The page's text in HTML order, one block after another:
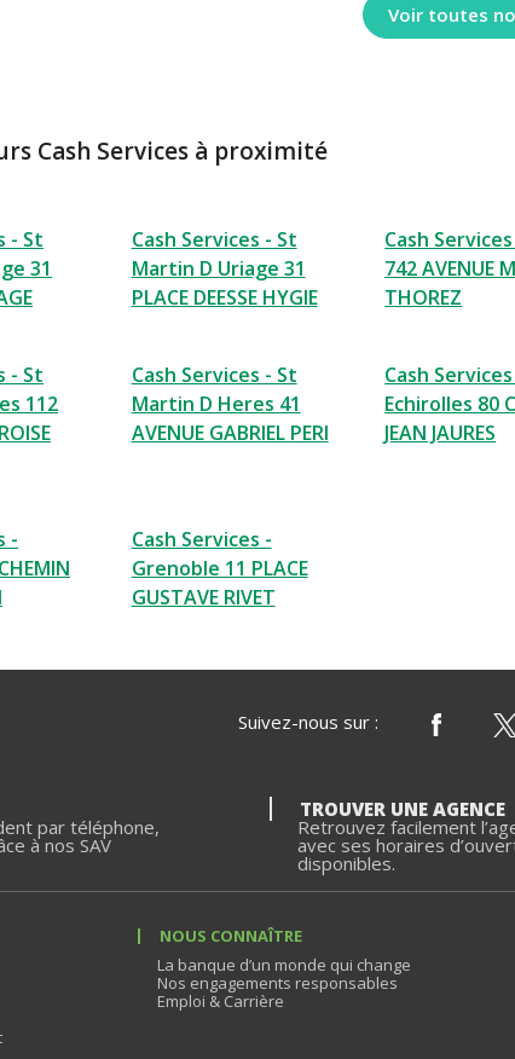
Voir toutes
Cash Services à proximité
- St
31
Cash Services - St
Martin D Uriage 31
PLACE DEESSE HYGIE
Cash
742 AVENUE
THOREZ
- St
112
Cash Services - St
Martin D Heres 41
AVENUE GABRIEL PERI
Cash
Echirolles 80
JEAN JAURES
-
Cash Services -
Grenoble 11 PLACE
GUSTAVE RIVET
Suivez-nous sur :
par téléphone,
à nos SAV
TROUVER UNE AGENCE
Retrouvez facilement
avec ses horaires
disponibles.
NOUS CONNAÎTRE
La banque d’un monde qui change
Nos engagements responsables
Emploi & Carrière